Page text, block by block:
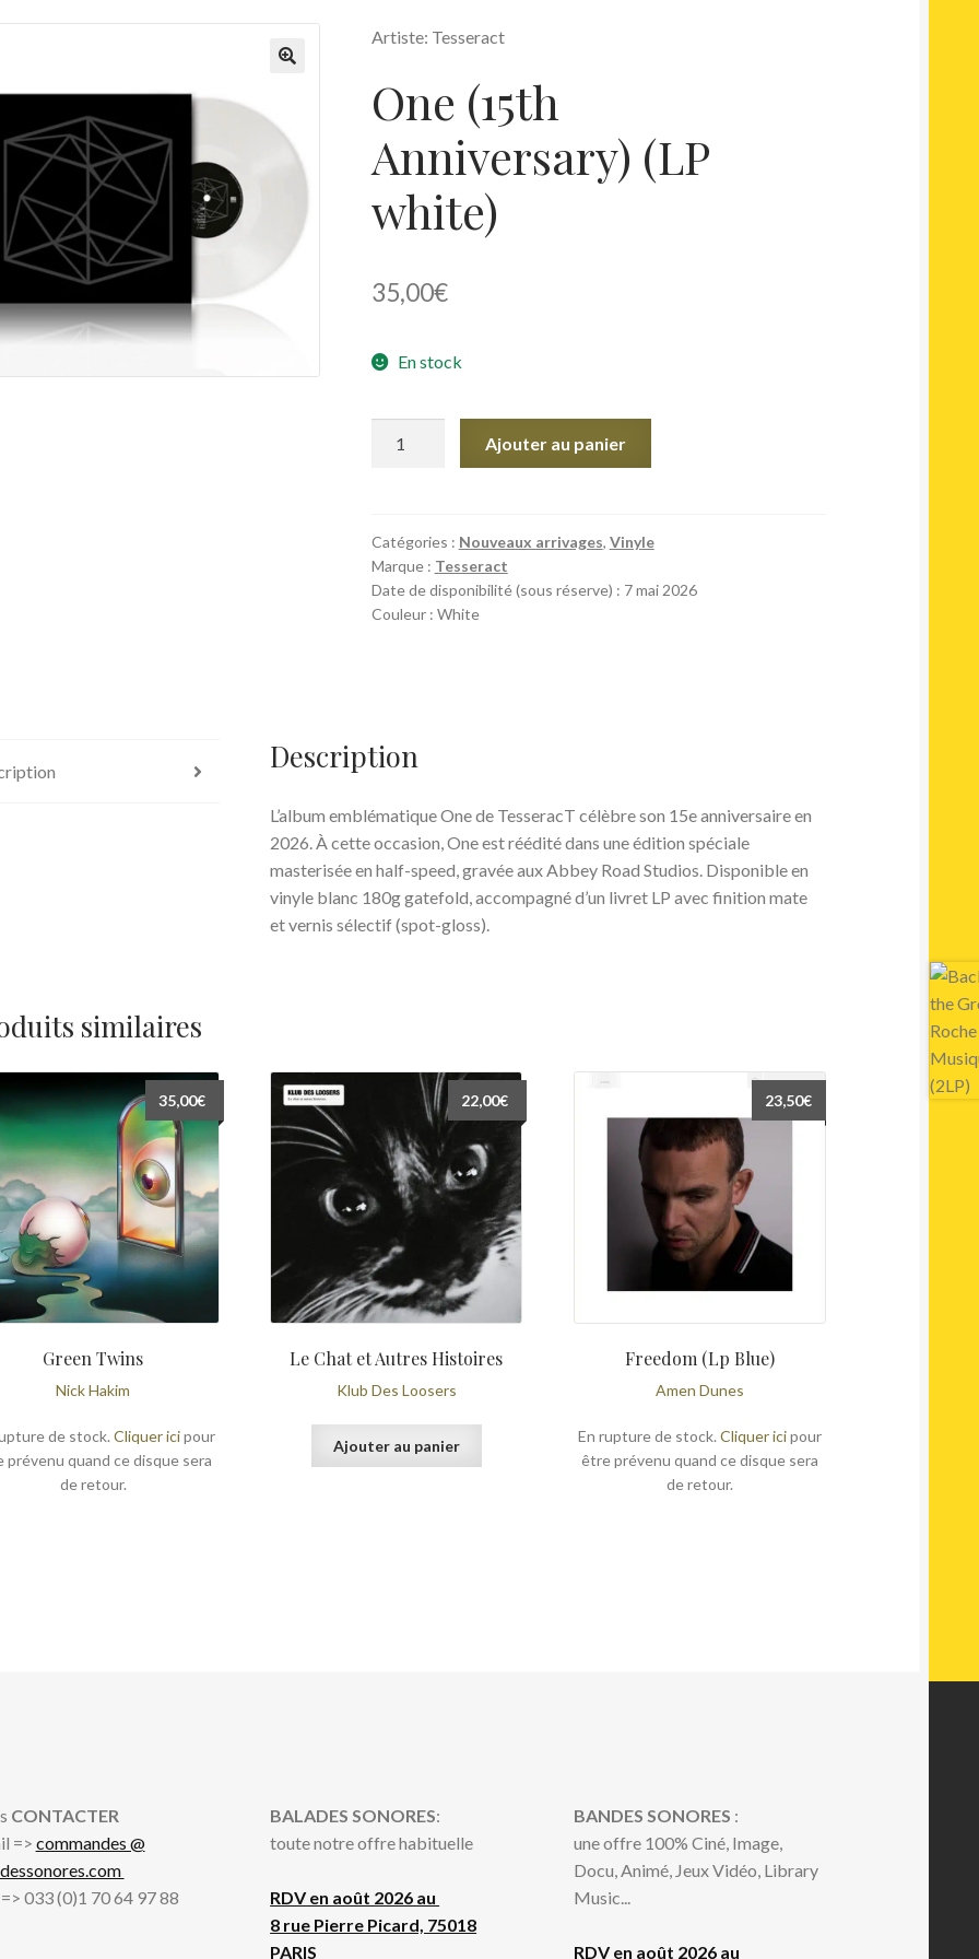
Artiste: Tesseract
One (15th
Anniversary) (LP
white)
35,00€
En stock
Anniversary)
(LP
white)
Ajouter au panier
Catégories : Nouveaux arrivages, Vinyle
Marque : Tesseract
Date de disponibilité (sous réserve) : 7 mai 2026
Couleur : White
Description
L’album emblématique One de TesseracT célèbre son 15e anniversaire en
2026. À cette occasion, One est réédité dans une édition spéciale
masterisée en half-speed, gravée aux Abbey Road Studios. Disponible en
vinyle blanc 180g gatefold, accompagné d’un livret LP avec finition mate
et vernis sélectif (spot-gloss).
similaires
Green Twins
Nick Hakim
35,00€
de stock. Cliquer icipour
prévenu quand ce disque sera
de retour.
Le Chat et Autres Histoires
Klub Des Loosers
22,00€
Ajouter au panier
Freedom (Lp Blue)
Amen Dunes
23,50€
En rupture de stock. Cliquer icipour
être prévenu quand ce disque sera
de retour.
CONTACTER
=> commandes @
033 (0)1 70 64 97 88
BALADES SONORES:
toute notre offre habituelle
RDV en août 2026 au
8 rue Pierre Picard, 75018
PARIS
BANDES SONORES :
une offre 100% Ciné, Image,
Docu, Animé, Jeux Vidéo, Library
Music...
RDV en août 2026 au